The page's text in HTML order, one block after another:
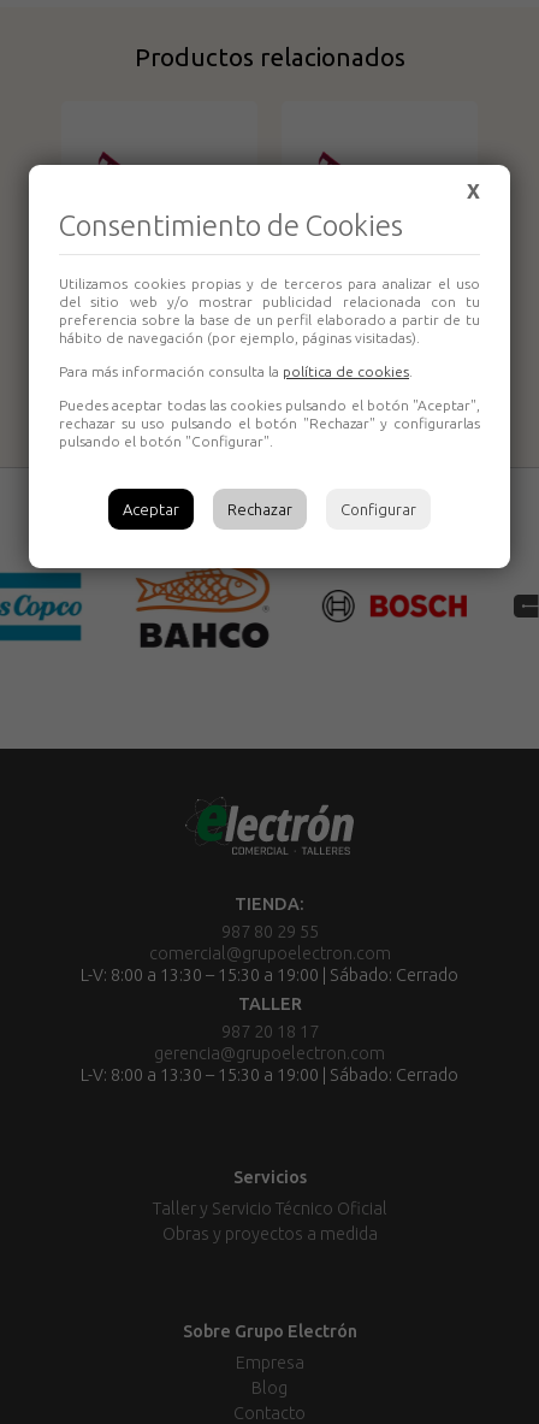
Productos relacionados
Rastrillo
doméstico 952-14
puas Bellota
Rastrillo
doméstico 952-16
puas Bellota
TIENDA:
987 80 29 55
comercial@grupoelectron.com
L-V: 8:00 a 13:30 – 15:30 a 19:00 | Sábado: Cerrado
TALLER
987 20 18 17
gerencia@grupoelectron.com
L-V: 8:00 a 13:30 – 15:30 a 19:00 | Sábado: Cerrado
Servicios
Taller y Servicio Técnico Oficial
Obras y proyectos a medida
Sobre Grupo Electrón
Empresa
Blog
Contacto
X
Consentimiento de Cookies
Utilizamos cookies propias y de terceros para analizar el uso
del sitio web y/o mostrar publicidad relacionada con tu
preferencia sobre la base de un perfil elaborado a partir de tu
hábito de navegación (por ejemplo, páginas visitadas).
Para más información consulta la política de cookies
Puedes aceptar todas las cookies pulsando el botón "Aceptar",
rechazar su uso pulsando el botón "Rechazar" y configurarlas
pulsando el botón "Configurar".
Aceptar Rechazar Configurar